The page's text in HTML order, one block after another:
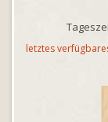
letztes